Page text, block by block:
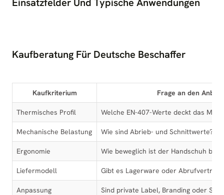
Kaufberatung Für Deutsche Beschaffer
Kaufkriterium Frage an den
Thermisches Profil Welche EN-407-Werte deckt das
Mechanische Belastung Wie sind Abrieb- und Schnittwerte?
Ergonomie Wie beweglich ist der Handschuh bei
Liefermodell Gibt es Lagerware oder
Anpassung Sind private Label, Branding oder